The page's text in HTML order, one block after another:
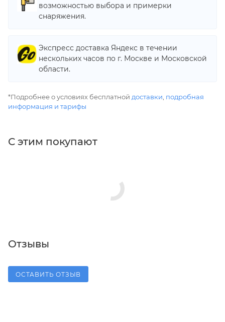
возможностью выбора и примерки
снаряжения.
Экспресс доставка Яндекс в течении
нескольких часов по г. Москве и Московской
области.
*Подробнее о условиях бесплатной доставки подробная
информация и тарифы
С этим покупают
Отзывы
ОСТАВИТЬ ОТЗЫВ